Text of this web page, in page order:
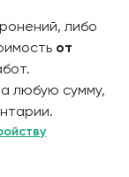
либо
от
любую сумму,